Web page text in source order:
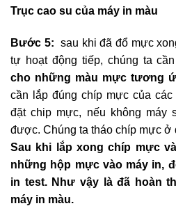
Trục cao su của máy in màu
Bước 5: sau khi đã đổ mực
tự hoạt động tiếp, chúng ta
cho những màu mực tương
cần lắp đúng chíp mực của
đặt chip mực, nếu không máy
được. Chúng ta tháo chíp mực
Sau khi lắp xong chíp mực
những hộp mực vào máy in,
in test. Như vậy là đã hoàn
máy in màu.